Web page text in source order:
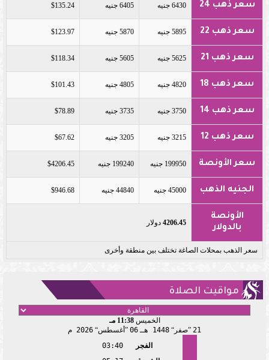
سعر ذهب 24 6430 جنيه 6405 جنيه $135.24
سعر ذهب 22 5895 جنيه 5870 جنيه $123.97
سعر ذهب 21 5625 جنيه 5605 جنيه $118.34
سعر ذهب 18 4820 جنيه 4805 جنيه $101.43
سعر ذهب 14 3750 جنيه 3735 جنيه $78.89
سعر ذهب 12 3215 جنيه 3205 جنيه $67.62
سعر الأونصة 199950 جنيه 199240 جنيه $4206.45
الجنيه الذهب 45000 جنيه 44840 جنيه $946.68
الأونصة
بالدولار
4206.45 دولار
سعر الذهب بمحلات الصاغة تختلف بين منطقة وأخرى
مواقيت الصلاة
الخميس11:38 مـ
21 صفر 1448 هـ 06 أغسطس 2026 م
الفجر
03:40